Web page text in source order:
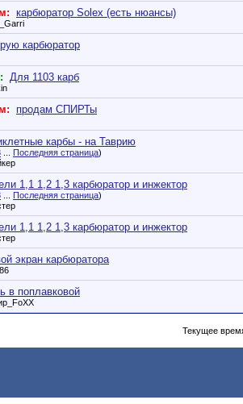
карбюратор Solex (есть нюансы)
карбюратор
Для 1103 карб
продам СПИРТы
карбы - на Таврию
Последняя страница)
1,1 1,2 1,3 карбюратор и инжектор
Последняя страница)
1,1 1,2 1,3 карбюратор и инжектор
экран карбюратора
в поплавковой
Текущее